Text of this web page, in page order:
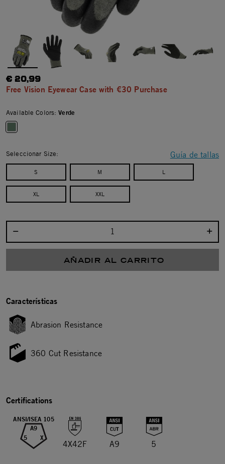
€ 20,99
Free Vision Eyewear Case with €30 Purchase
Available Colors:Verde
Guía de tallas
Seleccionar Size:
S M L
XL XXL
AÑADIR AL CARRITO
Características
Abrasion Resistance
360 Cut Resistance
Certifications
ANSI/ISEA 105
A9
5 X
4X42F A9 5